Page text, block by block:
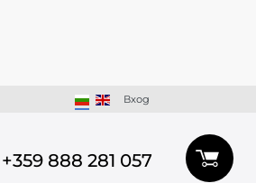
Вход
+359 888 281 057